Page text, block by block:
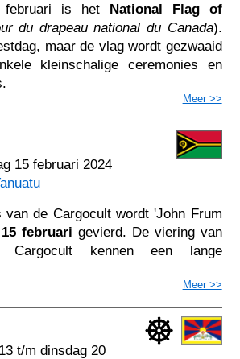
is het National Flag of
du drapeau national du Canada).
maar de vlag wordt gezwaaid
kleinschalige ceremonies en
Meer >>
15 februari 2024
van de Cargocult wordt 'John Frum
15 februari gevierd. De viering van
kennen een lange
Meer >>
t/m dinsdag 20